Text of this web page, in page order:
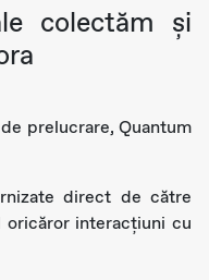
colectăm și
prelucrare, Quantum
direct de către
interacțiuni cu